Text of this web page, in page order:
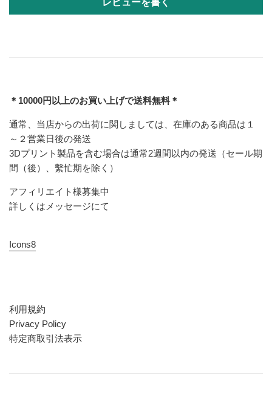
レビューを書く
＊10000円以上のお買い上げで送料無料＊
通常、当店からの出荷に関しましては、在庫のある商品は１
～２営業日後の発送
3Dプリント製品を含む場合は通常2週間以内の発送（セール期
間（後）、繫忙期を除く）
アフィリエイト様募集中
詳しくはメッセージにて
Icons8
利用規約
Privacy Policy
特定商取引法表示